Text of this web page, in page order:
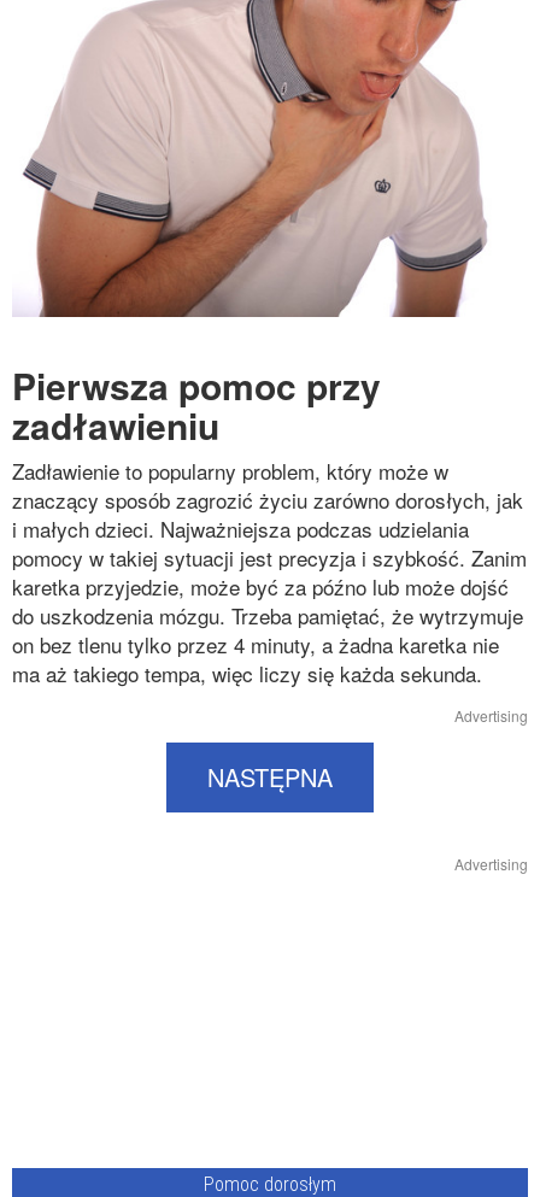
Pierwsza pomoc przy
zadławieniu
Zadławienie to popularny problem, który może w
znaczący sposób zagrozić życiu zarówno dorosłych, jak
i małych dzieci. Najważniejsza podczas udzielania
pomocy w takiej sytuacji jest precyzja i szybkość. Zanim
karetka przyjedzie, może być za późno lub może dojść
do uszkodzenia mózgu. Trzeba pamiętać, że wytrzymuje
on bez tlenu tylko przez 4 minuty, a żadna karetka nie
ma aż takiego tempa, więc liczy się każda sekunda.
Advertising
NASTĘPNA
Advertising
Pomoc dorosłym